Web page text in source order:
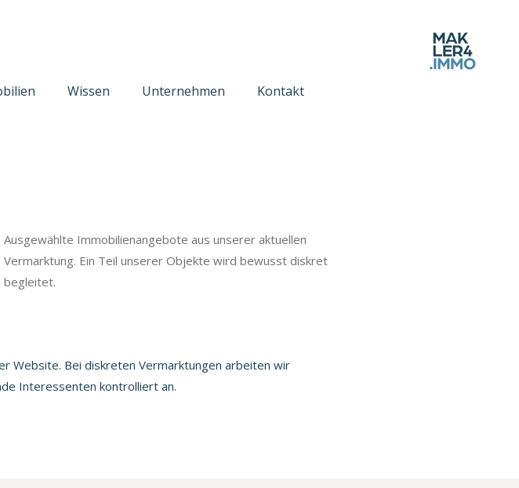
Wissen Unternehmen Kontakt
Ausgewählte Immobilienangebote aus unserer aktuellen
Vermarktung. Ein Teil unserer Objekte wird bewusst diskret
begleitet.
Website. Bei diskreten Vermarktungen arbeiten wir
Interessenten kontrolliert an.